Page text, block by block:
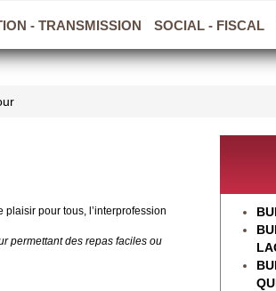
- TRANSMISSION SOCIAL - FISCAL
pour tous, l’interprofession
permettant des repas faciles ou